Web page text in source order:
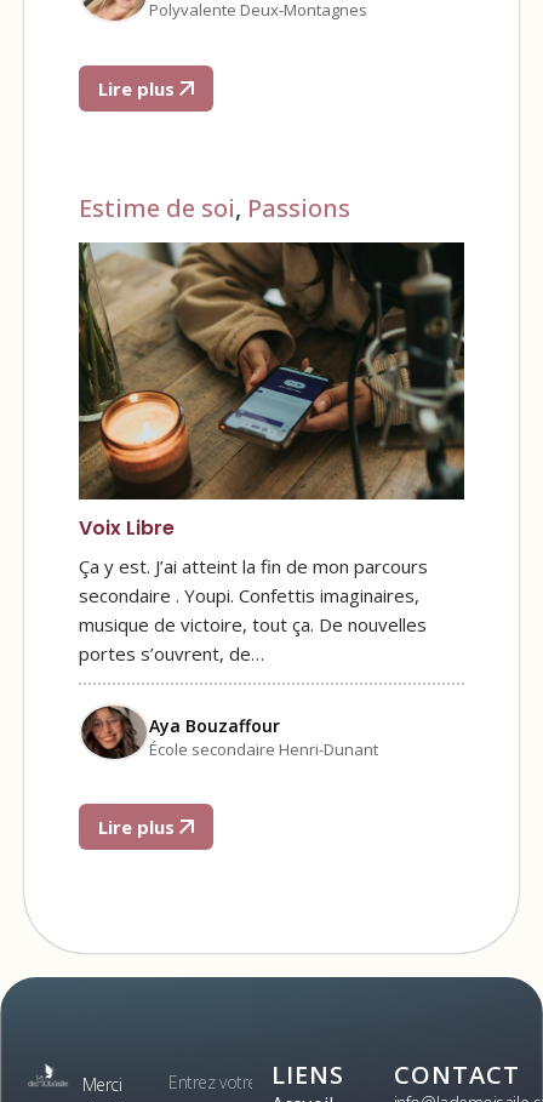
Polyvalente Deux-Montagnes
Lire plus
Estime de soi, Passions
Voix Libre
Ça y est. J’ai atteint la fin de mon parcours
secondaire . Youpi. Confettis imaginaires,
musique de victoire, tout ça. De nouvelles
portes s’ouvrent, de…
Aya Bouzaffour
École secondaire Henri-Dunant
Lire plus
Merci
LIENS CONTACT